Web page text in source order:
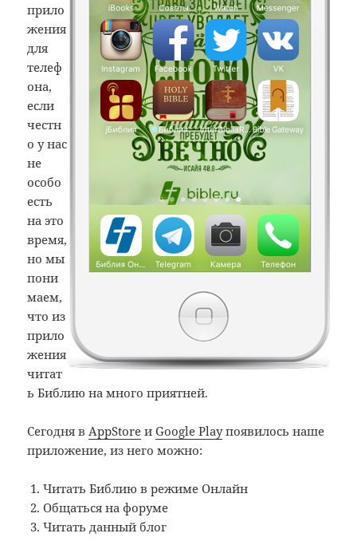
прило
жения
для
телеф
она,
если
честн
о у нас
не
особо
есть
на это
время,
но мы
пони
маем,
что из
прило
жения
читат
ь Библию на много приятней.
Сегодня в AppStore иGoogle Playпоявилось наше
приложение, из него можно:
Читать Библию в режиме Онлайн
Общаться на форуме
Читать данный блог